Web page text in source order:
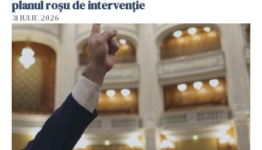
planul roșu de intervenție
31 IULIE 2026